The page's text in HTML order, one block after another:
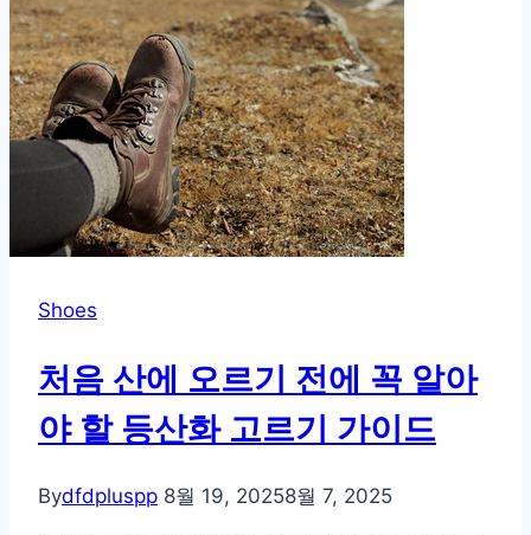
완
벽
가
이
드
Shoes
처음 산에 오르기 전에 꼭 알아
야 할 등산화 고르기 가이드
Bydfdpluspp 8월 19, 20258월 7, 2025